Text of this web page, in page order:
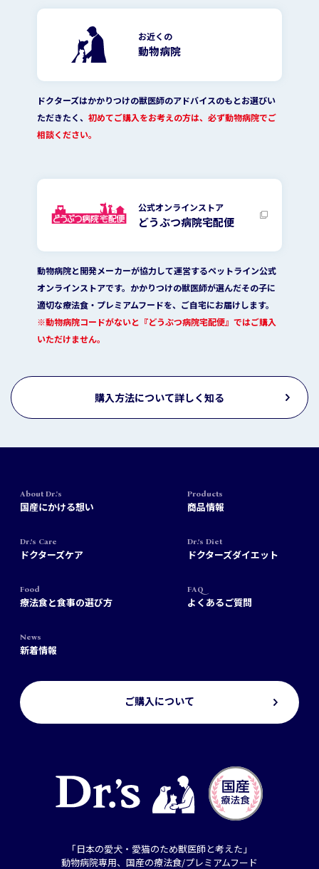
お近くの
動物病院
ドクターズはかかりつけの獣医師のアドバイスのもとお選びい
ただきたく、初めてご購入をお考えの方は、必ず動物病院でご
相談ください。
公式オンラインストア
どうぶつ病院宅配便
動物病院と開発メーカーが協力して運営するペットライン公式
オンラインストアです。かかりつけの獣医師が選んだその子に
適切な療法食・プレミアムフードを、ご自宅にお届けします。
※動物病院コードがないと『どうぶつ病院宅配便』ではご購入
いただけません。
購入方法について詳しく知る
About Dr.'s
国産にかける想い
Products
商品情報
Dr.’s Care
ドクターズケア
Dr.’s Diet
ドクターズダイエット
Food
療法食と食事の選び方
FAQ
よくあるご質問
News
新着情報
ご購入について
「日本の愛犬・愛猫のため獣医師と考えた」
動物病院専用、国産の療法食/プレミアムフード